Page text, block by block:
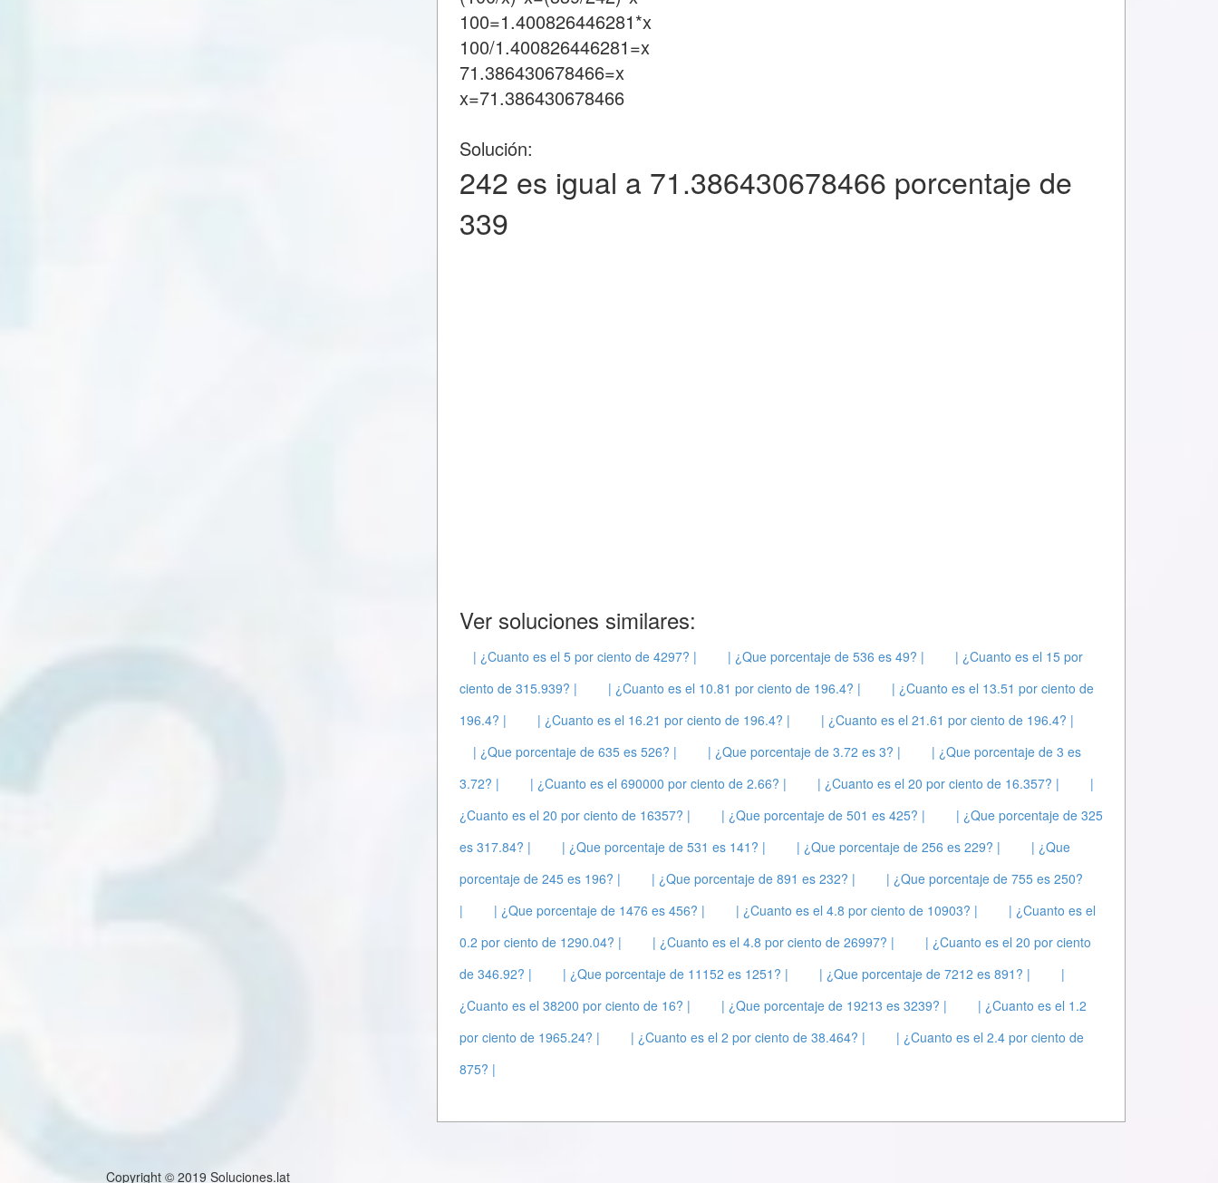
100=1.400826446281*x
100/1.400826446281=x
71.386430678466=x
x=71.386430678466
Solución:
242 es igual a 71.386430678466 porcentaje de
339
Ver soluciones similares:
| ¿Cuanto es el 5 por ciento de 4297? | | ¿Que porcentaje de 536 es 49? |
| ¿Cuanto es el 15 por
ciento de 315.939? |
| ¿Cuanto es el 10.81 por ciento de 196.4? |
| ¿Cuanto es el 13.51 por ciento de
196.4? |
| ¿Cuanto es el 16.21 por ciento de 196.4? |
| ¿Cuanto es el 21.61 por ciento de 196.4? |
| ¿Que porcentaje de 635 es 526? |
| ¿Que porcentaje de 3.72 es 3? |
| ¿Que porcentaje de 3 es
3.72? |
| ¿Cuanto es el 690000 por ciento de 2.66? | | ¿Cuanto es el 20 por ciento de 16.357? |
|
¿Cuanto es el 20 por ciento de 16357? |
| ¿Que porcentaje de 501 es 425? |
| ¿Que porcentaje de 325
es 317.84? |
| ¿Que porcentaje de 531 es 141? | | ¿Que porcentaje de 256 es 229? |
| ¿Que
porcentaje de 245 es 196? |
| ¿Que porcentaje de 891 es 232? |
| ¿Que porcentaje de 755 es 250?
|
| ¿Que porcentaje de 1476 es 456? | | ¿Cuanto es el 4.8 por ciento de 10903? |
| ¿Cuanto es el
0.2 por ciento de 1290.04? |
| ¿Cuanto es el 4.8 por ciento de 26997? |
| ¿Cuanto es el 20 por ciento
de 346.92? |
| ¿Que porcentaje de 11152 es 1251? | | ¿Que porcentaje de 7212 es 891? |
|
¿Cuanto es el 38200 por ciento de 16? |
| ¿Que porcentaje de 19213 es 3239? |
| ¿Cuanto es el 1.2
por ciento de 1965.24? |
| ¿Cuanto es el 2 por ciento de 38.464? |
| ¿Cuanto es el 2.4 por ciento de
875? |
Copyright © 2019 Soluciones.lat